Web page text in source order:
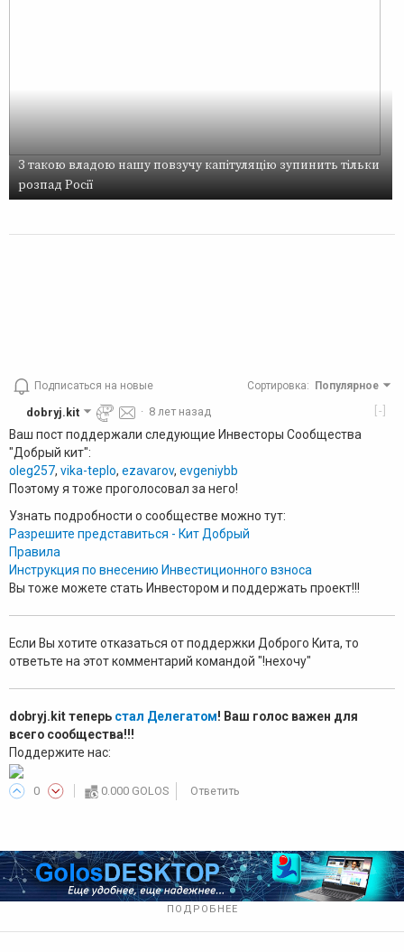
З такою владою нашу повзучу капітуляцію зупинить тільки
розпад Росії
Подписаться на новые Сортировка: Популярное
[-]
dobryj.kit · 8 лет назад
Ваш пост поддержали следующие Инвесторы Сообщества
"Добрый кит":
oleg257, vika-teplo, ezavarov, evgeniybb
Поэтому я тоже проголосовал за него!
Узнать подробности о сообществе можно тут:
Разрешите представиться - Кит Добрый
Правила
Инструкция по внесению Инвестиционного взноса
Вы тоже можете стать Инвестором и поддержать проект!!!
Если Вы хотите отказаться от поддержки Доброго Кита, то
ответьте на этот комментарий командой "!нехочу"
dobryj.kit теперь стал Делегатом! Ваш голос важен для
всего сообщества!!!
Поддержите нас:
0 0.000 GOLOS Ответить
ПОДРОБНЕЕ